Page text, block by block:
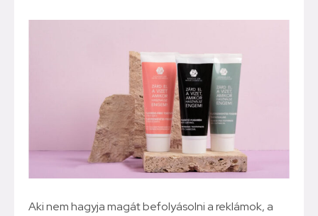
Aki nem hagyja magát befolyásolni a reklámok, a